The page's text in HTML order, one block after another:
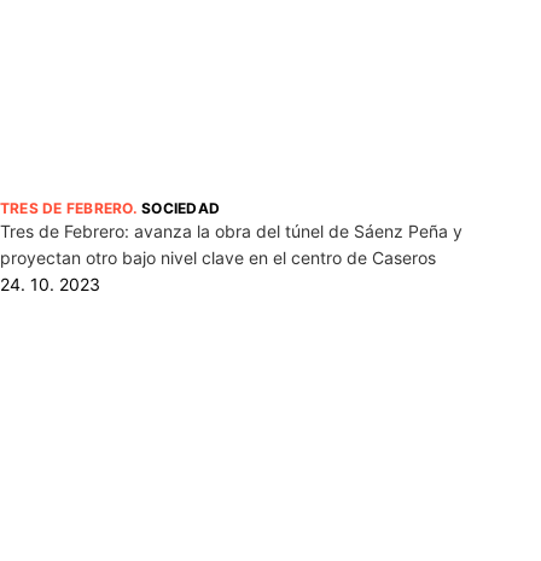
TRES DE FEBRERO.SOCIEDAD
Tres de Febrero: avanza la obra del túnel de Sáenz Peña y
proyectan otro bajo nivel clave en el centro de Caseros
24. 10. 2023